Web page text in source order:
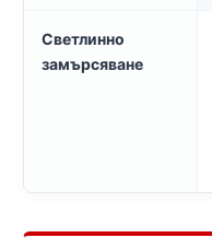
Светлинно
замърсяване